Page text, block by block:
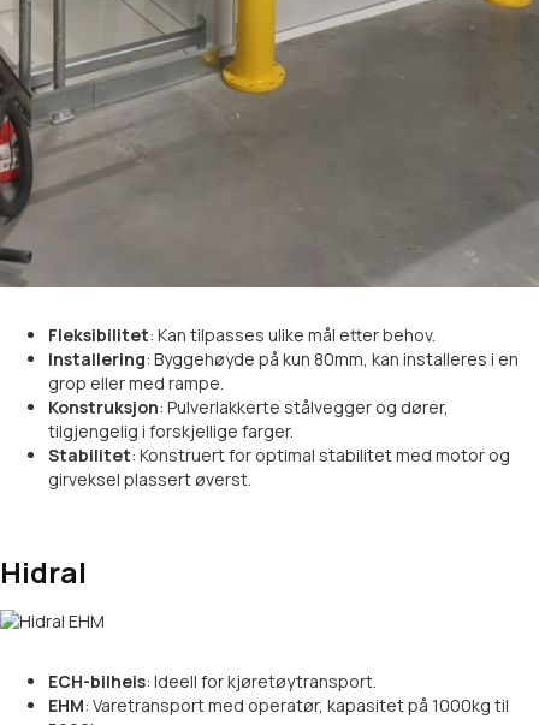
Fleksibilitet: Kan tilpasses ulike mål etter behov.
Installering: Byggehøyde på kun 80mm, kan installeres i en
grop eller med rampe.
Konstruksjon: Pulverlakkerte stålvegger og dører,
tilgjengelig i forskjellige farger.
Stabilitet: Konstruert for optimal stabilitet med motor og
girveksel plassert øverst.
Hidral
ECH-bilheis: Ideell for kjøretøytransport.
EHM: Varetransport med operatør, kapasitet på 1000kg til